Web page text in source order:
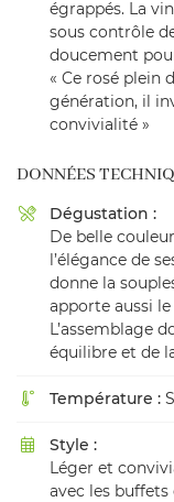
égrappés. La
sous contrôle
doucement
« Ce rosé plein
génération, il
convivialité »
DONNÉES

Dégustation :
De belle
l’élégance de
donne la
apporte aussi
L’assemblage
équilibre et de
 Température :

Style :
Léger et
avec les buffets